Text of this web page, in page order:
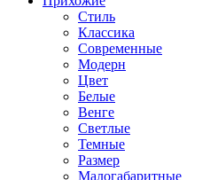
Стиль
Классика
Современные
Модерн
Цвет
Белые
Венге
Светлые
Темные
Размер
Малогабаритные